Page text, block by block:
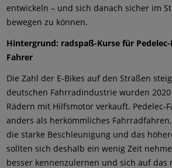
entwickeln – und sich danach sicher im
bewegen zu können.
Hintergrund: radspaß-Kurse für
Fahrer
Die Zahl der E-Bikes auf den Straßen
deutschen Fahrradindustrie wurden
Rädern mit Hilfsmotor verkauft. Pedelec-
anders als herkömmliches
die starke Beschleunigung und das
sollten sich deshalb ein wenig Zeit
besser kennenzulernen und sich auf das